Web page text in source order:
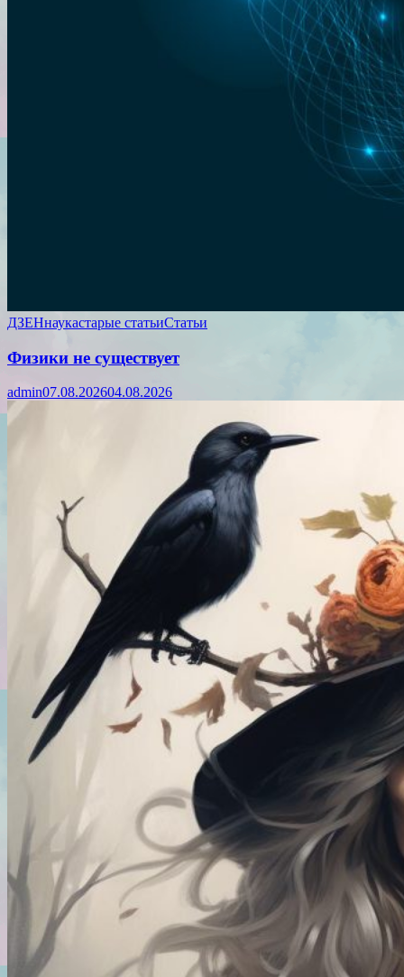
ДЗЕНнаукастарые статьиСтатьи
Физики не существует
admin07.08.202604.08.2026